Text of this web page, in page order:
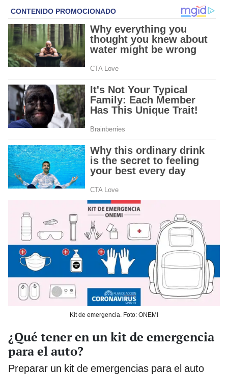
Kit de emergencia. Foto: ONEMI
¿Qué tener en un kit de emergencia
para el auto?
Preparar un kit de emergencias para el auto